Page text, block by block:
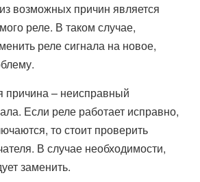
возможных причин является
реле. В таком случае,
реле сигнала на новое,
причина – неисправный
Если реле работает исправно,
то стоит проверить
В случае необходимости,
заменить.